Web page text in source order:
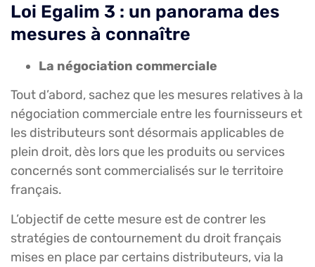
Loi Egalim 3 : un panorama des
mesures à connaître
La négociation commerciale
Tout d’abord, sachez que les mesures relatives à la
négociation commerciale entre les fournisseurs et
les distributeurs sont désormais applicables de
plein droit, dès lors que les produits ou services
concernés sont commercialisés sur le territoire
français.
L’objectif de cette mesure est de contrer les
stratégies de contournement du droit français
mises en place par certains distributeurs, via la